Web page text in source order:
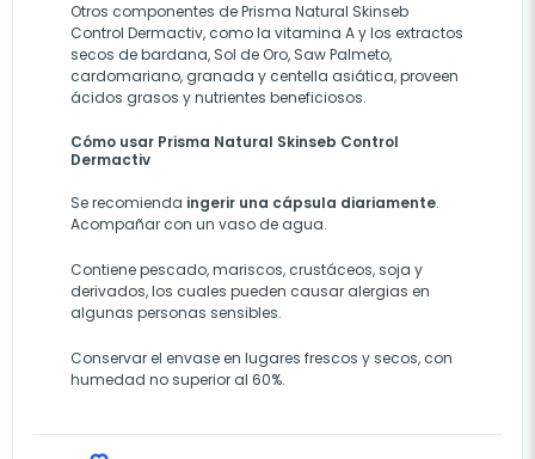
Otros componentes de Prisma Natural Skinseb
Control Dermactiv, como la vitamina A y los extractos
secos de bardana, Sol de Oro, Saw Palmeto,
cardomariano, granada y centella asiática, proveen
ácidos grasos y nutrientes beneficiosos.
Cómo usar Prisma Natural Skinseb Control
Dermactiv
Se recomienda ingerir una cápsula diariamente.
Acompañar con un vaso de agua.
Contiene pescado, mariscos, crustáceos, soja y
derivados, los cuales pueden causar alergias en
algunas personas sensibles.
Conservar el envase en lugares frescos y secos, con
humedad no superior al 60%.